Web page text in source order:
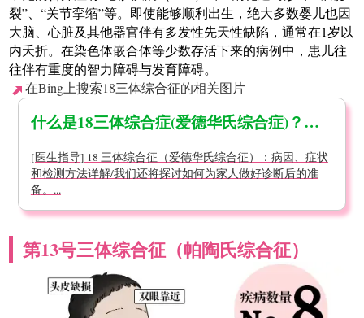
裂”、“关节挛缩”等。即使能够顺利出生，绝大多数婴儿也因
大脑、心脏及其他器官伴有多发性先天性缺陷，通常在1岁以
内夭折。在染色体嵌合体等少数存活下来的病例中，患儿往
往伴有重度的智力障碍与发育障碍。
在Bing上搜索18三体综合征的相关图片
什么是18三体综合症(爱德华氏综合症)？关于特征、可能出现的症状、治疗方法及预后【医生监修】
[医生指导] 18 三体综合征（爱德华氏综合征）：病因、症状
和检测方法详解/我们还将探讨如何为家人做好诊断后的准
备。...
第13号三体综合征（帕陶氏综合征）